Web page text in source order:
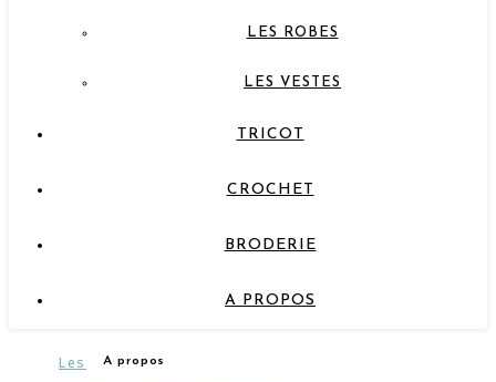
LES ROBES
LES VESTES
TRICOT
CROCHET
BRODERIE
A PROPOS
Les
A propos